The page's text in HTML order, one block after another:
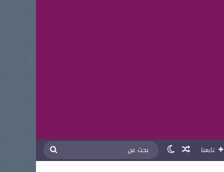
تابعنا مقال عشوائي
الوضع المظلم
بحث